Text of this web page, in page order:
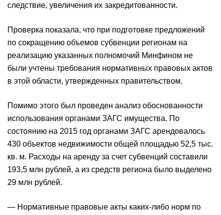
следствие, увеличения их закредитованности.
Проверка показала, что при подготовке предложений
по сокращению объемов субвенции регионам на
реализацию указанных полномочий Минфином не
были учтены требования нормативных правовых актов
в этой области, утвержденных правительством.
Помимо этого был проведен анализ обоснованности
использования органами ЗАГС имущества. По
состоянию на 2015 год органами ЗАГС арендовалось
430 объектов недвижимости общей площадью 52,5 тыс.
кв. м. Расходы на аренду за счет субвенций составили
193,5 млн рублей, а из средств региона было выделено
29 млн рублей.
— Нормативные правовые акты каких-либо норм по